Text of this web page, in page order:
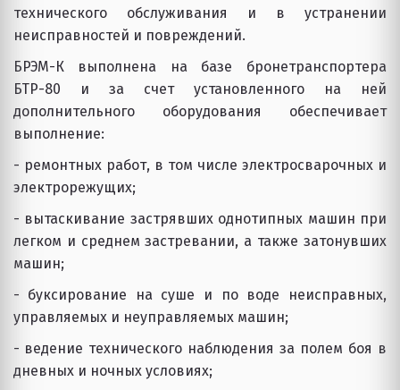
технического обслуживания и в устранении
неисправностей и повреждений.
БРЭМ-К выполнена на базе бронетранспортера
БТР-80 и за счет установленного на ней
дополнительного оборудования обеспечивает
выполнение:
- ремонтных работ, в том числе электросварочных и
электрорежущих;
- вытаскивание застрявших однотипных машин при
легком и среднем застревании, а также затонувших
машин;
- буксирование на суше и по воде неисправных,
управляемых и неуправляемых машин;
- ведение технического наблюдения за полем боя в
дневных и ночных условиях;